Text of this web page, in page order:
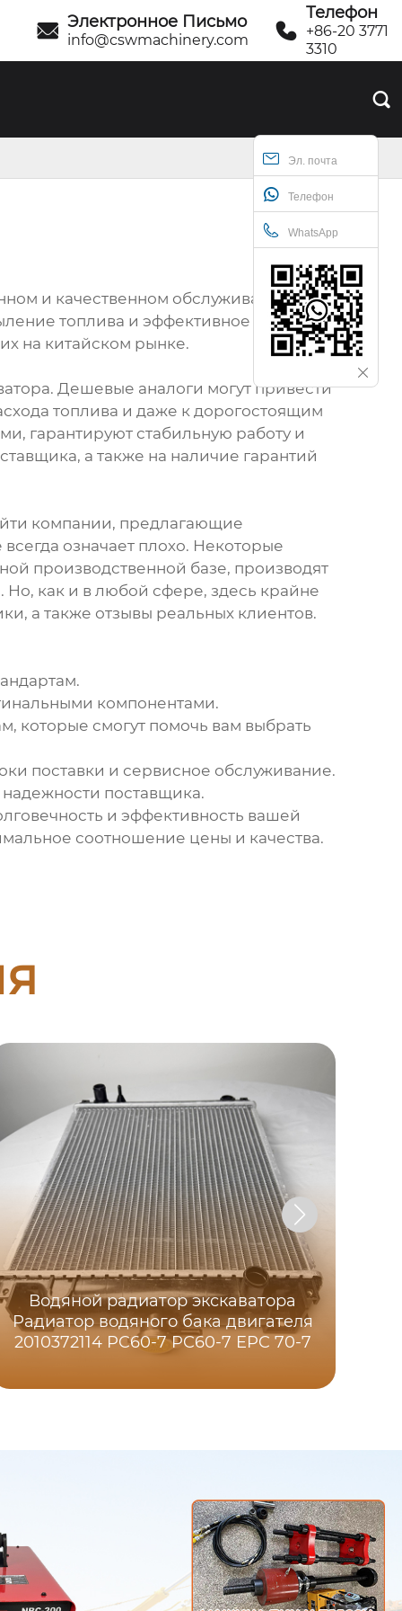
 Электронное Письмо
info@cswmachinery.com 
Телефон
+86-20 3771
3310

Эл. почта
Телефон
WhatsApp
и качественном обслуживании.
топлива и эффективное сгорание.
на китайском рынке.
Дешевые аналоги могут привести
топлива и даже к дорогостоящим
гарантируют стабильную работу и
а также на наличие гарантий
компании, предлагающие
означает плохо. Некоторые
производственной базе, производят
Но, как и в любой сфере, здесь крайне
а также отзывы реальных клиентов.
компонентами.
которые смогут помочь вам выбрать
поставки и сервисное обслуживание.
поставщика.
и эффективность вашей
соотношение цены и качества.
Водяной радиатор экскаватора
Радиатор водяного бака двигателя
2010372114 PC60-7 PC60-7 EPC 70-7